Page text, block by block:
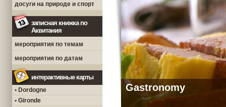
досуги на природе и спорт
записная книжка по
Аквитания
мероприятия по темам
мероприятия по датам
интерактивные карты
• Dordogne
• Gironde
Gastronomy